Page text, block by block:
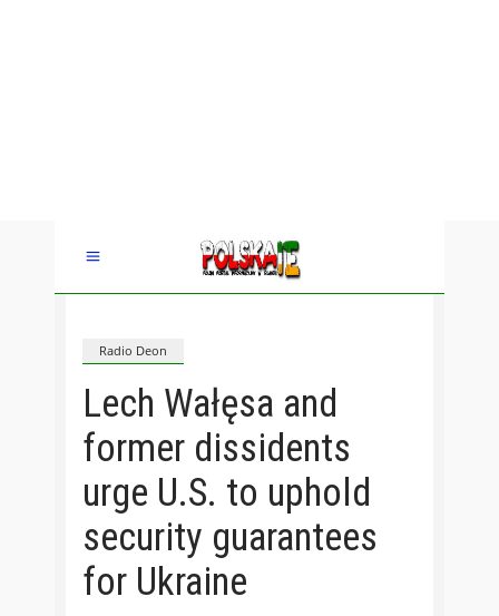
Radio Deon
Lech Wałęsa and
former dissidents
urge U.S. to uphold
security guarantees
for Ukraine